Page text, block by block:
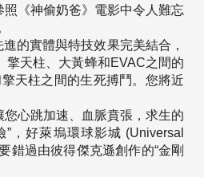
《神偷奶爸》電影中令人難忘
的實體與特技效果完美結合，
擎天柱、大黃蜂和EVAC之間的
天柱之間的生死搏鬥。您將近
心跳加速、血脈賁張，求生的
，好萊塢環球影城 (Universal
錯過由彼得傑克遜創作的“金剛